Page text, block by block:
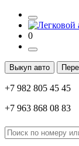
0
Выкуп авто
+7 982 805 45 45
+7 963 868 08 83